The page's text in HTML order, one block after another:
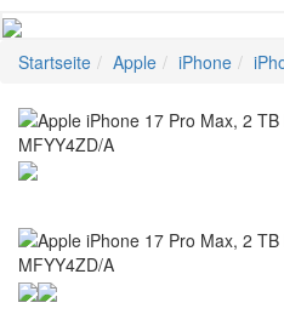
Startseite Apple iPhone